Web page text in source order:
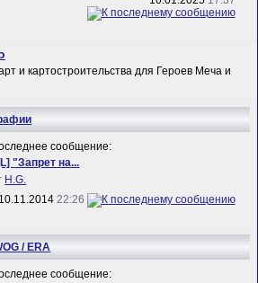
и картостроительства для Героев Меча и
сообщение:
"Запрет на...
H.G.
10.11.2014 22:26
/ ERA
сообщение: